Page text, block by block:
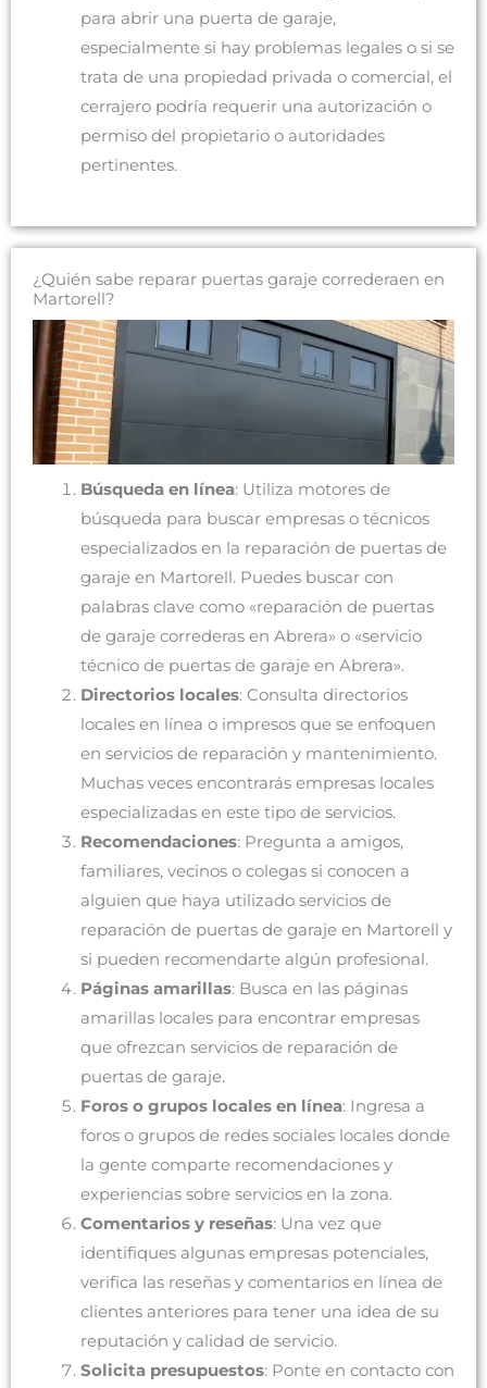
para abrir una puerta de garaje,
especialmente si hay problemas legales o si se
trata de una propiedad privada o comercial, el
cerrajero podría requerir una autorización o
permiso del propietario o autoridades
pertinentes.
¿Quién sabe reparar puertas garaje correderaen en
Martorell?
Búsqueda en línea: Utiliza motores de
búsqueda para buscar empresas o técnicos
especializados en la reparación de puertas de
garaje en Martorell. Puedes buscar con
palabras clave como «reparación de puertas
de garaje correderas en Abrera» o «servicio
técnico de puertas de garaje en Abrera».
Directorios locales: Consulta directorios
locales en línea o impresos que se enfoquen
en servicios de reparación y mantenimiento.
Muchas veces encontrarás empresas locales
especializadas en este tipo de servicios.
Recomendaciones: Pregunta a amigos,
familiares, vecinos o colegas si conocen a
alguien que haya utilizado servicios de
reparación de puertas de garaje en Martorell y
si pueden recomendarte algún profesional.
Páginas amarillas: Busca en las páginas
amarillas locales para encontrar empresas
que ofrezcan servicios de reparación de
puertas de garaje.
Foros o grupos locales en línea: Ingresa a
foros o grupos de redes sociales locales donde
la gente comparte recomendaciones y
experiencias sobre servicios en la zona.
Comentarios y reseñas: Una vez que
identifiques algunas empresas potenciales,
verifica las reseñas y comentarios en línea de
clientes anteriores para tener una idea de su
reputación y calidad de servicio.
Solicita presupuestos: Ponte en contacto con